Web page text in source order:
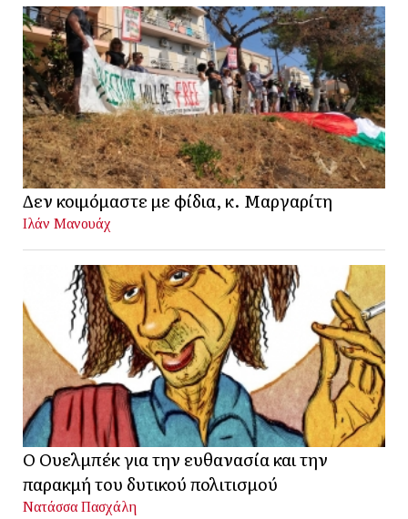
Δεν κοιμόμαστε με φίδια, κ. Μαργαρίτη
Ιλάν Μανουάχ
Ο Ουελμπέκ για την ευθανασία και την
παρακμή του δυτικού πολιτισμού
Νατάσσα Πασχάλη